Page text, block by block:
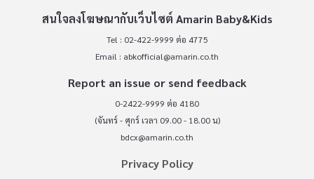
สนใจลงโฆษณากับเว็บไซต์ Amarin Baby&Kids
Tel : 02-422-9999 ต่อ 4775
Email : abkofficial@amarin.co.th
Report an issue or send feedback
0-2422-9999 ต่อ 4180
(จันทร์ - ศุกร์ เวลา 09.00 - 18.00 น)
bdcx@amarin.co.th
Privacy Policy